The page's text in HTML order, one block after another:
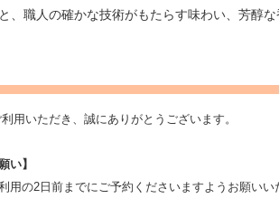
、職人の確かな技術がもたらす味わい、芳醇
用いただき、誠にありがとうございます。
い】
用の2日前までにご予約くださいますようお願いい